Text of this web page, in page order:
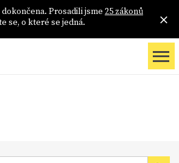
Prosadili jsme 25 zákonů
se, o které se jedná.